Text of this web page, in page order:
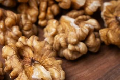
рыба
полуфабрикаты